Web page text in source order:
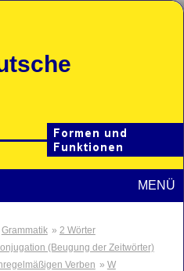
MENÜ
Grammatik
2 Wörter
(Beugung der Zeitwörter)
Verben
W